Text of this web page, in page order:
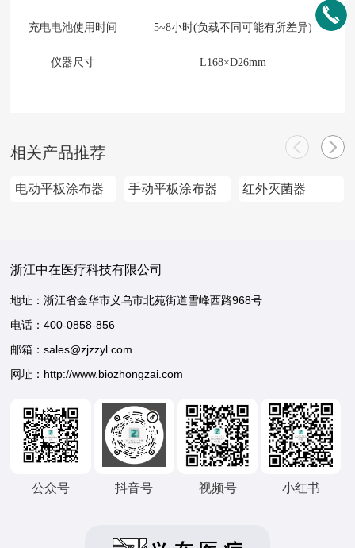
充电电池使用时间 5~8小时(负载不同可能有所差异)
仪器尺寸 L168×D26mm
相关产品推荐
电动平板涂布器 手动平板涂布器 红外灭菌器
浙江中在医疗科技有限公司
地址：浙江省金华市义乌市北苑街道雪峰西路968号
电话：400-0858-856
邮箱：sales@zjzzyl.com
网址：http://www.biozhongzai.com
公众号 抖音号 视频号 小红书